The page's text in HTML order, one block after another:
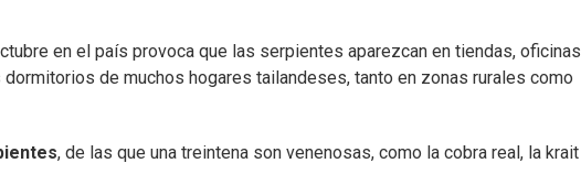
en el país provoca que las serpientes aparezcan en tiendas, oficinas
de muchos hogares tailandeses, tanto en zonas rurales como
, de las que una treintena son venenosas, como la cobra real, la krait